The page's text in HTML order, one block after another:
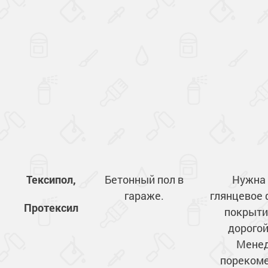
Тексипол,
Протексил
Бетонный пол в
гараже.